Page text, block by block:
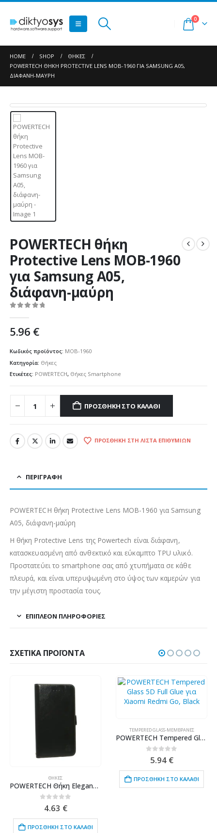
0
HOME SHOP
ΘΉΚΕΣ
POWERTECH ΘΉΚΗ PROTECTIVE LENS MOB-1960 ΓΙΑ SAMSUNG A05,
ΔΙΆΦΑΝΗ-ΜΑΎΡΗ
POWERTECH θήκη
Protective Lens MOB-1960
για Samsung A05,
διάφανη-μαύρη
5.96 €
Κωδικός προϊόντος: MOB-1960
Κατηγορία: Θήκες
Ετικέτες: POWERTECH, Θήκες Smartphone
ΠΡΟΣΘΉΚΗ ΣΤΟ ΚΑΛΆΘΙ
ΠΡΟΣΘΉΚΗ ΣΤΗ ΛΊΣΤΑ ΕΠΙΘΥΜΙΏΝ
ΠΕΡΙΓΡΑΦΉ
POWERTECH θήκη Protective Lens MOB-1960 για Samsung
A05, διάφανη-μαύρη
Η θήκη Protective Lens της Powertech είναι διάφανη,
κατασκευασμένη από ανθεκτικό και εύκαμπτο TPU υλικό.
Προστατεύει το smartphone σας από χτυπήματα σε κάθε
πλευρά, και είναι υπερυψωμένη στο ύψος των καμερών για
την μέγιστη προστασία τους.
ΕΠΙΠΛΈΟΝ ΠΛΗΡΟΦΟΡΊΕΣ
ΣΧΕΤΙΚΆ ΠΡΟΪΌΝΤΑ
ΘΉΚΕΣ
POWERTECH Θήκη Elegance Leather για Leagoo M8/M8 Pro, Black
out of 5
4.63 €
ΠΡΟΣΘΉΚΗ ΣΤΟ ΚΑΛΆΘΙ
TEMPERED GLASS-ΜΕΜΒΡΆΝΕΣ
POWERTECH Tempered Glass 5D Full Glue για Xiaomi Redmi Go, Black
out of 5
5.94 €
ΠΡΟΣΘΉΚΗ ΣΤΟ ΚΑΛΆΘΙ